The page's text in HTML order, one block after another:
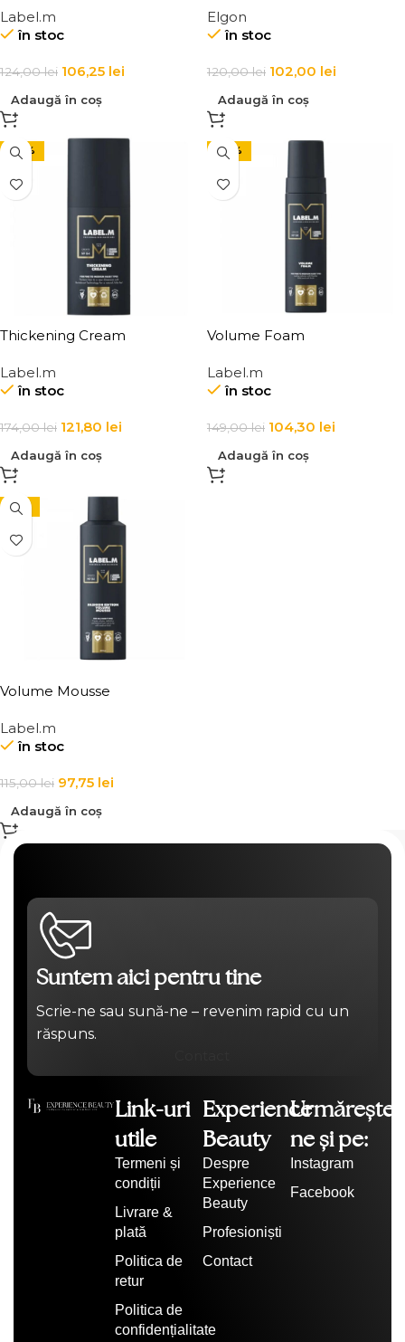
Out Spray
Label.m
în stoc
124,00lei 106,25 lei
Adaugă în coș
Volume Pump Mousse
Elgon
în stoc
120,00lei 102,00 lei
Adaugă în coș
-30%
Thickening Cream
Label.m
în stoc
174,00lei 121,80 lei
Adaugă în coș
-30%
Volume Foam
Label.m
în stoc
149,00lei 104,30 lei
Adaugă în coș
-15%
Volume Mousse
Label.m
în stoc
115,00lei 97,75 lei
Adaugă în coș
Suntem aici pentru tine
Scrie-ne sau sună-ne – revenim rapid cu un
răspuns.
Link-uri
utile
Termeni și
condiții
Livrare &
plată
Politica de
retur
Politica de
confidențialitate
Experience
Beauty
Despre
Experience
Beauty
Profesioniști
Contact
Urmărește-
ne și pe:
Instagram
Facebook